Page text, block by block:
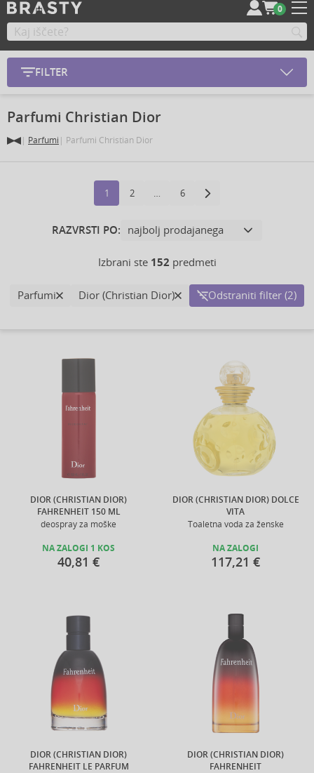
0
FILTER
Parfumi Christian Dior
Parfumi Parfumi Christian Dior
1 2 … 6
RAZVRSTI PO:
Izbrani ste 152 predmeti
Parfumi Dior (Christian Dior) Odstraniti filter (2)
DIOR (CHRISTIAN DIOR)
FAHRENHEIT 150 ML
deospray za moške
NA ZALOGI 1 KOS
40,81 €
DIOR (CHRISTIAN DIOR) DOLCE
VITA
Toaletna voda za ženske
NA ZALOGI
117,21 €
DIOR (CHRISTIAN DIOR)
FAHRENHEIT LE PARFUM
DIOR (CHRISTIAN DIOR)
FAHRENHEIT